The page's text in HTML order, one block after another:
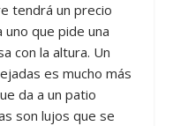
tendrá un precio
que pide una
con la altura. Un
es mucho más
da a un patio
son lujos que se